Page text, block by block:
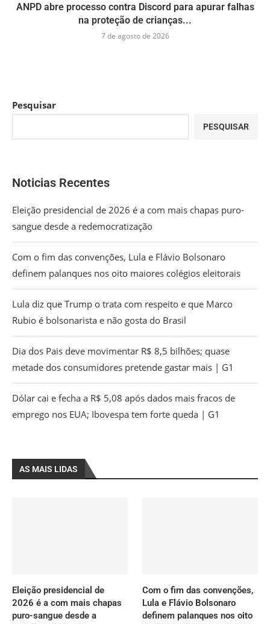
ANPD abre processo contra Discord para apurar falhas
na proteção de crianças...
7 de agosto de 2026
Pesquisar
PESQUISAR
Noticias Recentes
Eleição presidencial de 2026 é a com mais chapas puro-
sangue desde a redemocratização
Com o fim das convenções, Lula e Flávio Bolsonaro
definem palanques nos oito maiores colégios eleitorais
Lula diz que Trump o trata com respeito e que Marco
Rubio é bolsonarista e não gosta do Brasil
Dia dos Pais deve movimentar R$ 8,5 bilhões; quase
metade dos consumidores pretende gastar mais | G1
Dólar cai e fecha a R$ 5,08 após dados mais fracos de
emprego nos EUA; Ibovespa tem forte queda | G1
AS MAIS LIDAS
Eleição presidencial de
2026 é a com mais chapas
puro-sangue desde a
Com o fim das convenções,
Lula e Flávio Bolsonaro
definem palanques nos oito